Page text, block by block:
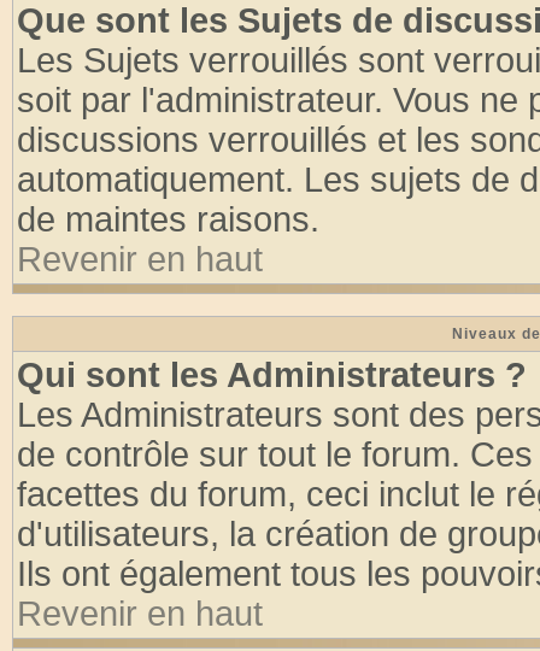
Que sont les Sujets de
Les Sujets verrouillés sont
soit par l'administrateur. Vous
discussions verrouillés et les
automatiquement. Les sujets de
de maintes raisons.
Revenir en haut
Niveaux
Qui sont les Administrateurs ?
Les Administrateurs sont des
de contrôle sur tout le forum.
facettes du forum, ceci inclut le
d'utilisateurs, la création de
Ils ont également tous les
Revenir en haut